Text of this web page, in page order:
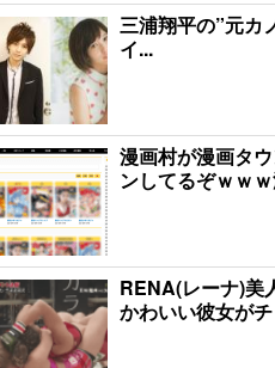
三浦翔平の”元カ
イ...
漫画村が漫画タ
ンしてるぞｗｗ
RENA(レーナ)美
かわいい彼女が